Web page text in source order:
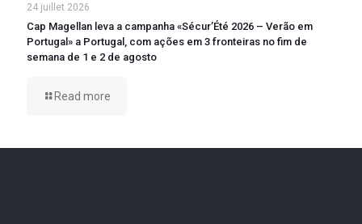
24 juillet 2026
Cap Magellan leva a campanha «Sécur’Été 2026 – Verão em
Portugal» a Portugal, com ações em 3 fronteiras no fim de
semana de 1 e 2 de agosto
Read more